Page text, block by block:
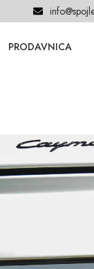
PRODAVNICA